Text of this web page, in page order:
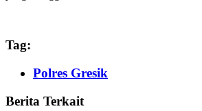
Tag:
Polres Gresik
Berita Terkait